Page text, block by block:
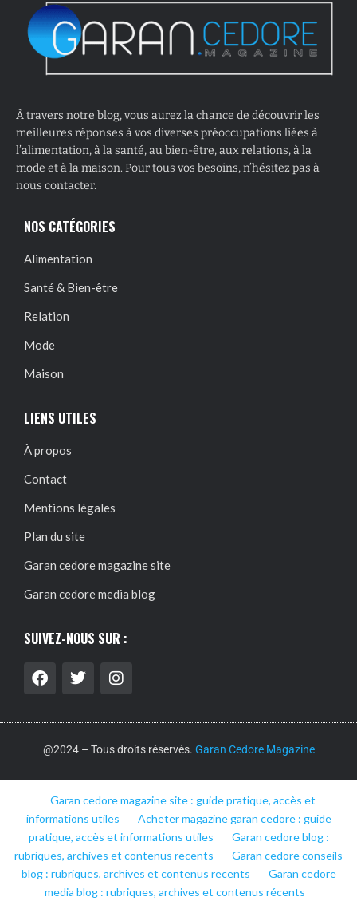
À travers notre blog, vous aurez la chance de découvrir les
meilleures réponses à vos diverses préoccupations liées à
l’alimentation, à la santé, au bien-être, aux relations, à la
mode et à la maison. Pour tous vos besoins, n’hésitez pas à
nous contacter.
NOS CATÉGORIES
Alimentation
Santé & Bien-être
Relation
Mode
Maison
LIENS UTILES
À propos
Contact
Mentions légales
Plan du site
Garan cedore magazine site
Garan cedore media blog
SUIVEZ-NOUS SUR :
@2024 – Tous droits réservés. Garan Cedore Magazine
Garan cedore magazine site : guide pratique, accès et
informations utiles
Acheter magazine garan cedore : guide
pratique, accès et informations utiles
Garan cedore blog :
rubriques, archives et contenus recents
Garan cedore conseils
blog : rubriques, archives et contenus recents
Garan cedore
media blog : rubriques, archives et contenus récents